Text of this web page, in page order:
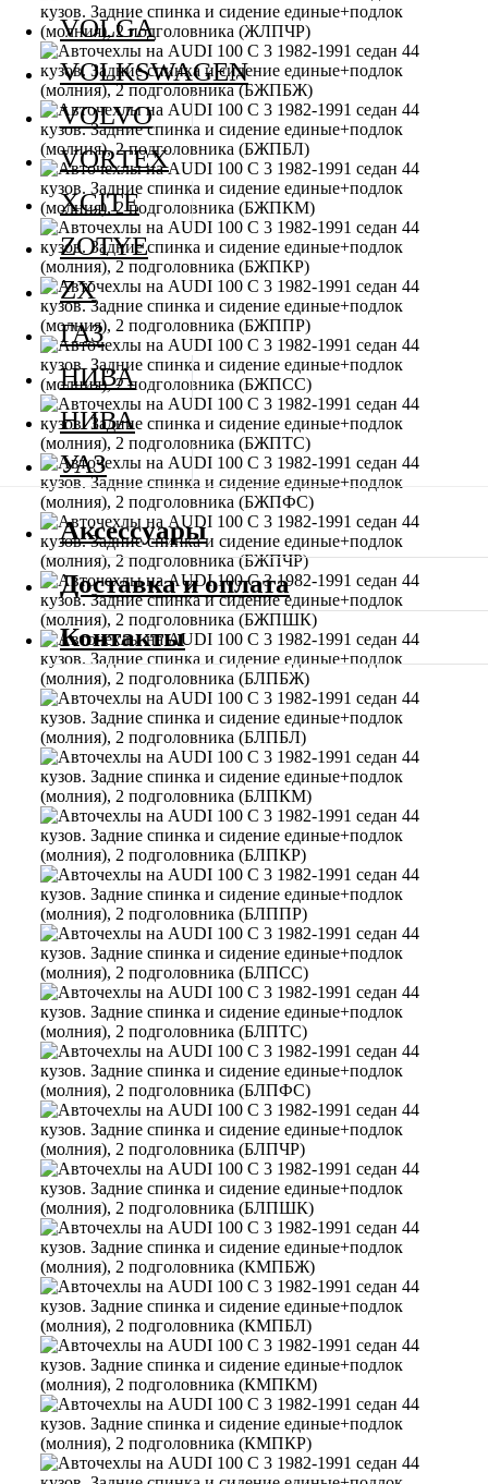
VOLGA
VOLKSWAGEN
VOLVO
VORTEX
XCITE
ZOTYE
ZX
ГАЗ
НИВА
НИВА
УАЗ
Аксессуары
Доставка и оплата
Контакты